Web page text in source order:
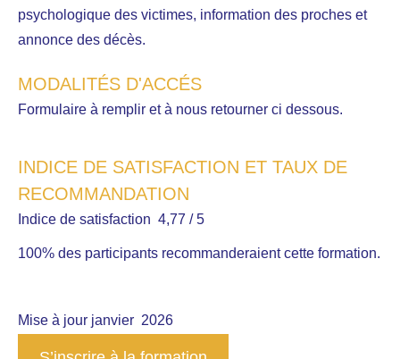
psychologique des victimes, information des proches et
annonce des décès.
MODALITÉS D'ACCÉS
Formulaire à remplir et à nous retourner ci dessous.
INDICE DE SATISFACTION ET TAUX DE
RECOMMANDATION
Indice de satisfaction 4,77 / 5
100% des participants recommanderaient cette formation.
Mise à jour janvier 2026